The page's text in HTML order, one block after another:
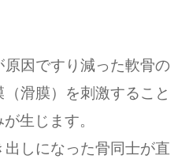
原因ですり減った軟骨の
滑膜）を刺激すること
生じます。
しになった骨同士が直